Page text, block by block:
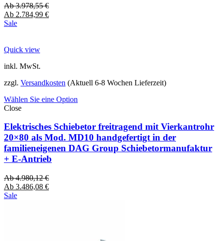
Ab3.978,55€
Ab 2.784,99 €
Sale
Quick view
inkl. MwSt.
zzgl. Versandkosten (Aktuell 6-8 Wochen Lieferzeit)
Wählen Sie eine Option
Close
Elektrisches Schiebetor freitragend mit Vierkantrohr
20×80 als Mod. MD10 handgefertigt in der
familieneigenen DAG Group Schiebetormanufaktur
+ E-Antrieb
Ab4.980,12€
Ab 3.486,08 €
Sale